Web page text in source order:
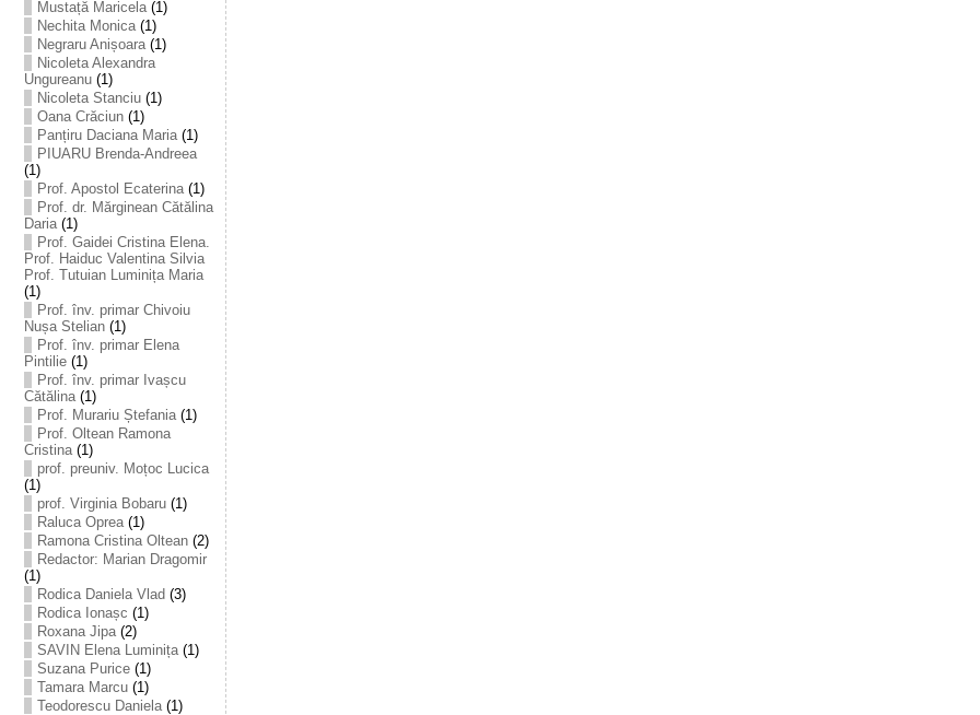
Mustață Maricela(1)
Nechita Monica(1)
Negraru Anișoara(1)
Nicoleta Alexandra
Ungureanu(1)
Nicoleta Stanciu(1)
Oana Crăciun(1)
Panțiru Daciana Maria(1)
PIUARU Brenda-Andreea
(1)
Prof. Apostol Ecaterina(1)
Prof. dr. Mărginean Cătălina
Daria(1)
Prof. Gaidei Cristina Elena.
Prof. Haiduc Valentina Silvia
Prof. Tutuian Luminița Maria
(1)
Prof. înv. primar Chivoiu
Nușa Stelian(1)
Prof. înv. primar Elena
Pintilie(1)
Prof. înv. primar Ivașcu
Cătălina(1)
Prof. Murariu Ștefania(1)
Prof. Oltean Ramona
Cristina(1)
prof. preuniv. Moțoc Lucica
(1)
prof. Virginia Bobaru(1)
Raluca Oprea(1)
Ramona Cristina Oltean(2)
Redactor: Marian Dragomir
(1)
Rodica Daniela Vlad (3)
Rodica Ionașc (1)
Roxana Jipa(2)
SAVIN Elena Luminița(1)
Suzana Purice(1)
Tamara Marcu(1)
Teodorescu Daniela(1)